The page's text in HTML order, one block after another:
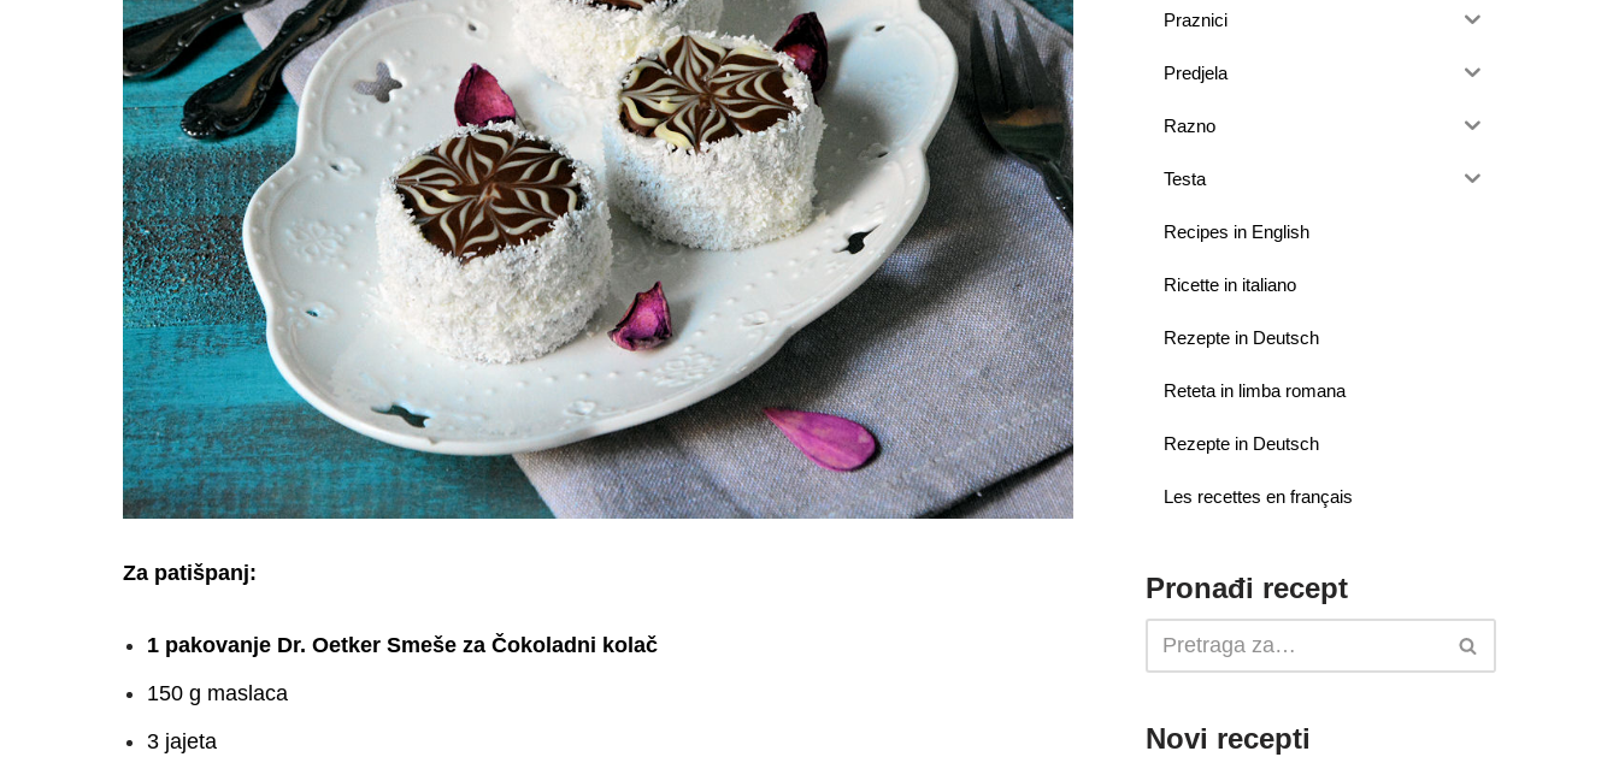
Za patišpanj:
1 pakovanje Dr. Oetker Smeše za Čokoladni kolač
150 g maslaca
3 jajeta
Praznici
Predjela
Razno
Testa
Recipes in English
Ricette in italiano
Rezepte in Deutsch
Reteta in limba romana
Rezepte in Deutsch
Les recettes en français
Pronađi recept
Novi recepti